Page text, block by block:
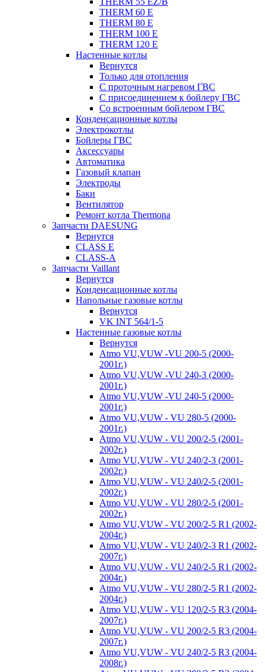
THERM 60 E
THERM 80 E
THERM 100 E
THERM 120 E
Настенные котлы
Вернутся
Только для отопления
С проточным нагревом ГВС
С присоединением к бойлеру ГВС
Со встроенным бойлером ГВС
Конденсационные котлы
Электрокотлы
Бойлеры ГВС
Аксессуары
Автоматика
Газовый клапан
Электроды
Баки
Вентилятор
Ремонт котла Thermona
Запчасти DAESUNG
Вернутся
CLASS E
CLASS-A
Запчасти Vaillant
Вернутся
Конденсационные котлы
Напольные газовые котлы
Вернутся
VK INT 564/1-5
Настенные газовые котлы
Вернутся
Atmo VU,VUW -VU 200-5 (2000-
2001г.)
Atmo VU,VUW -VU 240-3 (2000-
2001г.)
Atmo VU,VUW -VU 240-5 (2000-
2001г.)
Atmo VU,VUW - VU 280-5 (2000-
2001г.)
Atmo VU,VUW - VU 200/2-5 (2001-
2002г.)
Atmo VU,VUW - VU 240/2-3 (2001-
2002г.)
Atmo VU,VUW - VU 240/2-5 (2001-
2002г.)
Atmo VU,VUW - VU 280/2-5 (2001-
2002г.)
Atmo VU,VUW - VU 200/2-5 R1 (2002-
2004г.)
Atmo VU,VUW - VU 240/2-3 R1 (2002-
2007г.)
Atmo VU,VUW - VU 240/2-5 R1 (2002-
2004г.)
Atmo VU,VUW - VU 280/2-5 R1 (2002-
2004г.)
Atmo VU,VUW - VU 120/2-5 R3 (2004-
2007г.)
Atmo VU,VUW - VU 200/2-5 R3 (2004-
2007г.)
Atmo VU,VUW - VU 240/2-5 R3 (2004-
2008г.)